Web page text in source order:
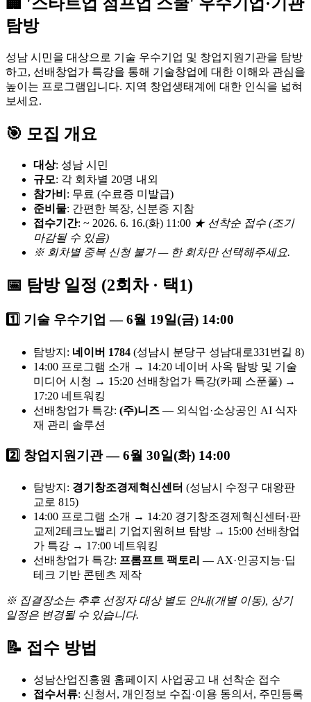
탐방
성남 시민을 대상으로 기술 우수기업 및 창업지원기관을 탐방
하고, 선배창업가 특강을 통해 기술창업에 대한 이해와 관심을
높이는 프로그램입니다. 지역 창업생태계에 대한 인식을 넓혀
보세요.
🎯 모집 개요
대상: 성남 시민
규모: 각 회차별 20명 내외
참가비 : 무료 (수료증 미발급)
준비물: 간편한 복장, 신분증 지참
접수기간: ~ 2026. 6. 16.(화) 11:00 ★ 선착순 접수 (조기
마감될 수 있음)
※ 회차별 중복 신청 불가 — 한 회차만 선택해주세요.
📅 탐방 일정 (2회차 · 택1)
1️⃣ 기술 우수기업 — 6월 19일(금) 14:00
탐방지: 네이버 1784 (성남시 분당구 성남대로331번길 8)
14:00 프로그램 소개 → 14:20 네이버 사옥 탐방 및 기술
미디어 시청 → 15:20 선배창업가 특강(카페 스푼풀) →
17:20 네트워킹
선배창업가 특강: (주)니즈 — 외식업·소상공인 AI 식자
재 관리 솔루션
2️⃣ 창업지원기관 — 6월 30일(화) 14:00
탐방지: 경기창조경제혁신센터 (성남시 수정구 대왕판
교로 815)
14:00 프로그램 소개 → 14:20 경기창조경제혁신센터·판
교제2테크노밸리 기업지원허브 탐방 → 15:00 선배창업
가 특강 → 17:00 네트워킹
선배창업가 특강: 프롬프트 팩토리 — AX·인공지능·딥
테크 기반 콘텐츠 제작
※ 집결장소는 추후 선정자 대상 별도 안내(개별 이동), 상기
일정은 변경될 수 있습니다.
📝 접수 방법
성남산업진흥원 홈페이지 사업공고 내 선착순 접수
접수서류: 신청서, 개인정보 수집·이용 동의서, 주민등록